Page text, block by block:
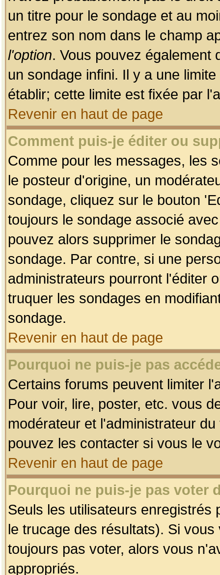
un titre pour le sondage et au
entrez son nom dans le champ
l'option. Vous pouvez également
un sondage infini. Il y a une
établir; cette limite est fixée par
Revenir en haut de page
Comment puis-je éditer ou
Comme pour les messages, les
le posteur d'origine, un
sondage, cliquez sur le bouton
toujours le sondage associé
pouvez alors supprimer le
sondage. Par contre, si une
administrateurs pourront l'éditer
truquer les sondages en
sondage.
Revenir en haut de page
Pourquoi ne puis-je pas
Certains forums peuvent limiter
Pour voir, lire, poster, etc. vous
modérateur et l'administrateur
pouvez les contacter si vous le
Revenir en haut de page
Pourquoi ne puis-je pas voter
Seuls les utilisateurs enregistrés
le trucage des résultats). Si
toujours pas voter, alors vous
appropriés.